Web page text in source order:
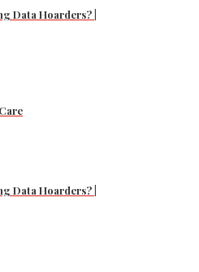
Data Hoarders? |
Data Hoarders? |